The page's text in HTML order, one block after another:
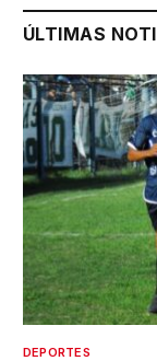
ÚLTIMAS
DEPORTES